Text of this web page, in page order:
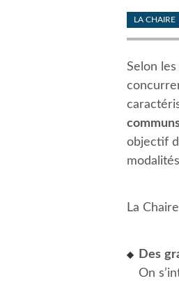
LA CHAIRE
Selon
objectif
La
Des
On